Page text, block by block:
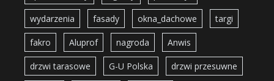
wydarzenia fasady okna_dachowe targi
fakro Aluprof nagroda Anwis
drzwi tarasowe G-U Polska drzwi przesuwne